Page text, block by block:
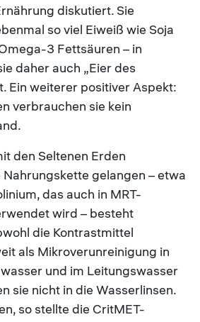
diskutiert. Sie
so viel Eiweiß wie Soja
3 Fettsäuren – in
daher auch „Eier des
Ein weiterer positiver Aspekt:
verbrauchen sie kein
den Seltenen Erden
gelangen – etwa
das auch in MRT-
wird – besteht
die Kontrastmittel
als Mikroverunreinigung in
und im Leitungswasser
sie nicht in die Wasserlinsen.
so stellte die CritMET-